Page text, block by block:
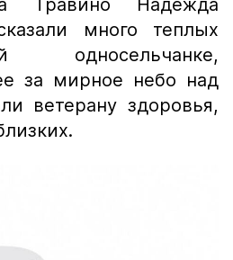
Травино Надежда
много теплых
за мирное небо над
ветерану здоровья,